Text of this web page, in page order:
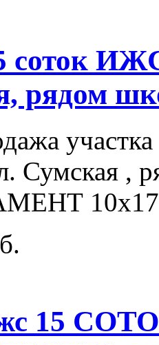
соток
рядом
участка
Сумская ,
15